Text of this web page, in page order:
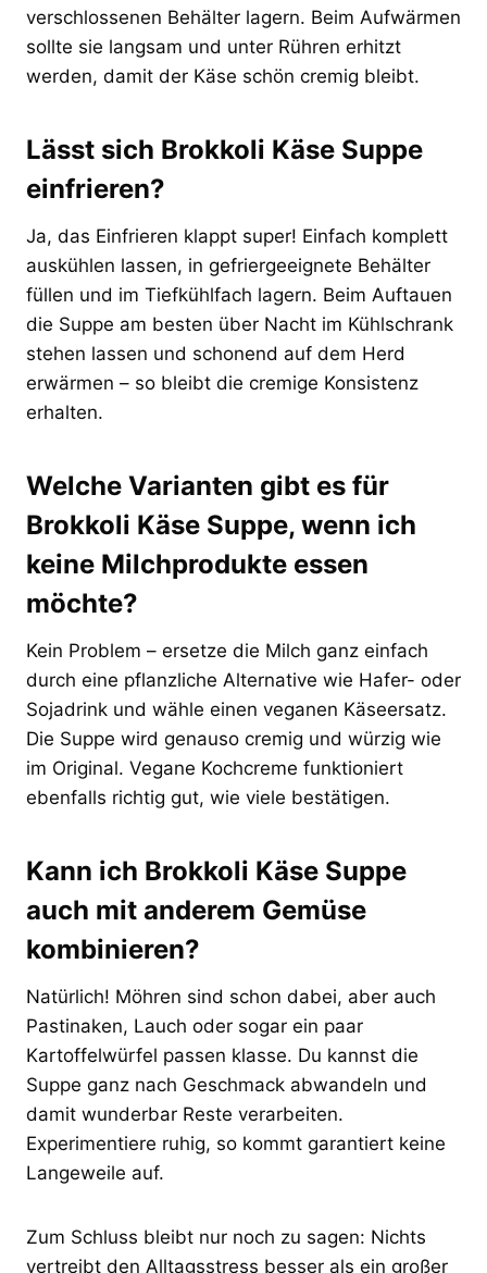
verschlossenen Behälter lagern. Beim Aufwärmen
sollte sie langsam und unter Rühren erhitzt
werden, damit der Käse schön cremig bleibt.
Lässt sich Brokkoli Käse Suppe
einfrieren?
Ja, das Einfrieren klappt super! Einfach komplett
auskühlen lassen, in gefriergeeignete Behälter
füllen und im Tiefkühlfach lagern. Beim Auftauen
die Suppe am besten über Nacht im Kühlschrank
stehen lassen und schonend auf dem Herd
erwärmen – so bleibt die cremige Konsistenz
erhalten.
Welche Varianten gibt es für
Brokkoli Käse Suppe, wenn ich
keine Milchprodukte essen
möchte?
Kein Problem – ersetze die Milch ganz einfach
durch eine pflanzliche Alternative wie Hafer- oder
Sojadrink und wähle einen veganen Käseersatz.
Die Suppe wird genauso cremig und würzig wie
im Original. Vegane Kochcreme funktioniert
ebenfalls richtig gut, wie viele bestätigen.
Kann ich Brokkoli Käse Suppe
auch mit anderem Gemüse
kombinieren?
Natürlich! Möhren sind schon dabei, aber auch
Pastinaken, Lauch oder sogar ein paar
Kartoffelwürfel passen klasse. Du kannst die
Suppe ganz nach Geschmack abwandeln und
damit wunderbar Reste verarbeiten.
Experimentiere ruhig, so kommt garantiert keine
Langeweile auf.
Zum Schluss bleibt nur noch zu sagen: Nichts
vertreibt den Alltagsstress besser als ein großer